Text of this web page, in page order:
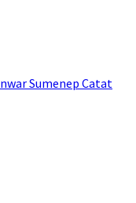
Sumenep Catat